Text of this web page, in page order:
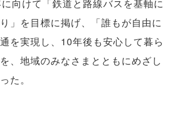
向けて「鉄道と路線バスを基軸に
」を目標に掲げ、「誰もが自由に
を実現し、10年後も安心して暮ら
、地域のみなさまとともにめざし
た。